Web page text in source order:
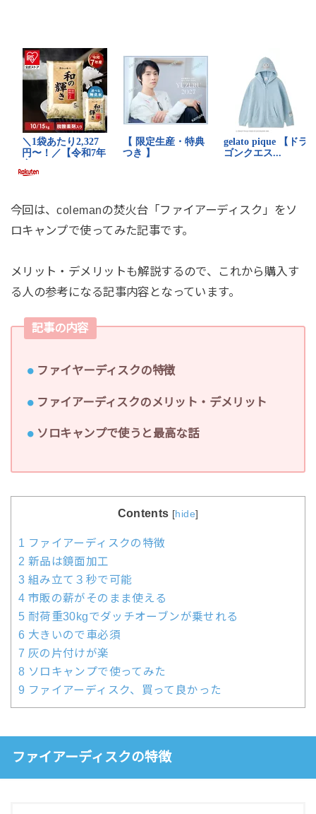
今回は、colemanの焚火台「ファイアーディスク」をソ
ロキャンプで使ってみた記事です。
メリット・デメリットも解説するので、これから購入す
る人の参考になる記事内容となっています。
記事の内容
ファイヤーディスクの特徴
ファイアーディスクのメリット・デメリット
ソロキャンプで使うと最高な話
Contents [hide]
1 ファイアーディスクの特徴
2 新品は鏡面加工
3 組み立て３秒で可能
4 市販の薪がそのまま使える
5 耐荷重30kgでダッチオーブンが乗せれる
6 大きいので車必須
7 灰の片付けが楽
8 ソロキャンプで使ってみた
9 ファイアーディスク、買って良かった
ファイアーディスクの特徴